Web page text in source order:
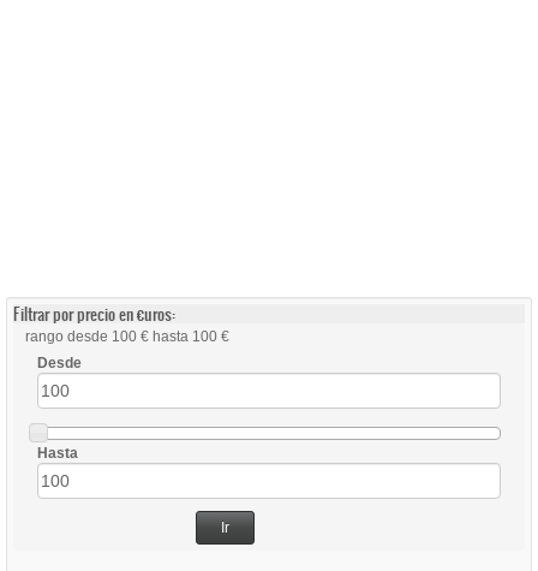
Filtrar por precio en €uros:
rango desde 100 € hasta 100 €
Desde
Hasta
Ir